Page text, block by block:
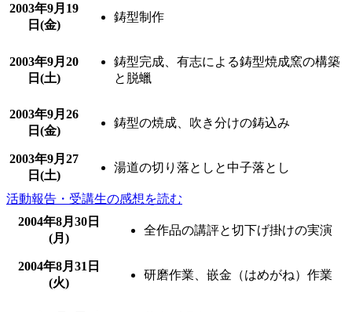
2003年9月19
日(金)
鋳型制作
2003年9月20
日(土)
鋳型完成、有志による鋳型焼成窯の構築
と脱蠟
2003年9月26
日(金)
鋳型の焼成、吹き分けの鋳込み
2003年9月27
日(土)
湯道の切り落としと中子落とし
活動報告・受講生の感想を読む
2004年8月30日
(月)
全作品の講評と切下げ掛けの実演
2004年8月31日
(火)
研磨作業、嵌金（はめがね）作業